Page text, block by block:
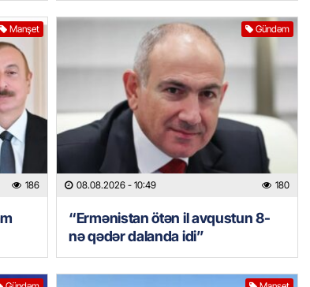
Manşet
186
Gündəm
08.08.2026 - 10:49 180
“Ermənistan ötən il avqustun 8-
nə qədər dalanda idi”